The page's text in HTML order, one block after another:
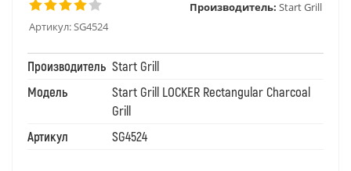
Артикул:SG4524
Производитель: Start Grill
Производитель Start Grill
Модель
Start Grill LOCKER Rectangular Charcoal
Grill
Артикул
SG4524